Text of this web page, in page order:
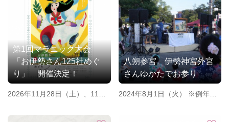
第1回マラニック大会
「お伊勢さん125社めぐ
り」 開催決定！
2026年11月28日（土）、11月
2027年4月24日（土）、4月25
八朔参宮 伊勢神宮外宮
さんゆかたでお参り
2024年8月1日（火） ※例年：